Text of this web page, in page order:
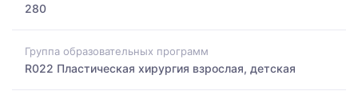
280
Группа образовательных программ
R022 Пластическая хирургия взрослая, детская